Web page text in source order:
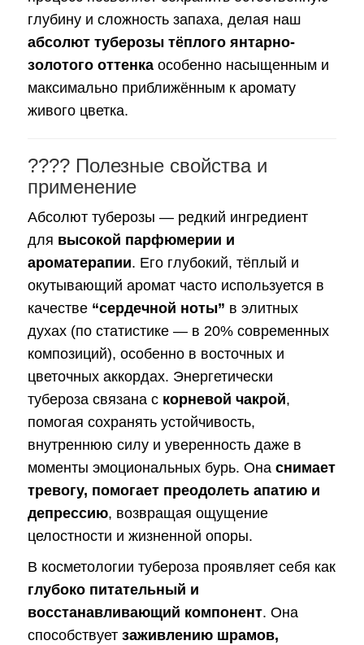
глубину и сложность запаха, делая наш
абсолют туберозы тёплого янтарно-
золотого оттенкаособенно насыщенным и
максимально приближённым к аромату
живого цветка.
???? Полезные свойства и
применение
Абсолют туберозы — редкий ингредиент
для высокой парфюмерии и
ароматерапии. Его глубокий, тёплый и
окутывающий аромат часто используется в
качестве “сердечной ноты” в элитных
духах (по статистике — в 20% современных
композиций), особенно в восточных и
цветочных аккордах. Энергетически
тубероза связана с корневой чакрой,
помогая сохранять устойчивость,
внутреннюю силу и уверенность даже в
моменты эмоциональных бурь. Она снимает
тревогу, помогает преодолеть апатию и
депрессию, возвращая ощущение
целостности и жизненной опоры.
В косметологии тубероза проявляет себя как
глубоко питательный и
восстанавливающий компонент. Она
способствует заживлению шрамов,